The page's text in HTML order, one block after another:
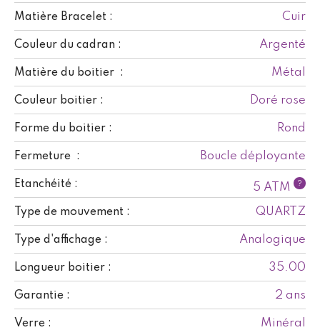
Matière Bracelet : Cuir
Couleur du cadran : Argenté
Matière du boitier : Métal
Couleur boitier : Doré rose
Forme du boitier : Rond
Fermeture : Boucle déployante
Etanchéité : 5 ATM ?
Type de mouvement : QUARTZ
Type d'affichage : Analogique
Longueur boitier : 35.00
Garantie : 2 ans
Verre : Minéral